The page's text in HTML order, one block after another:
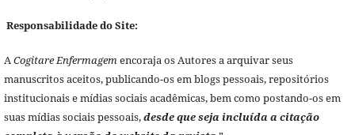
Responsabilidade do Site:
ACogitare Enfermagemencoraja os Autores a arquivar seus
manuscritos aceitos, publicando-os em blogs pessoais, repositórios
institucionais e mídias sociais acadêmicas, bem como postando-os em
suas mídias sociais pessoais,desde que seja incluída a citação